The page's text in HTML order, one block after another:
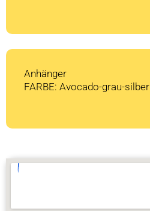
Anhänger
FARBE: Avocado-grau-silber